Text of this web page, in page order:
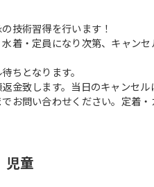
技術習得を行います！
着・定員になり次第、キャンセ
ちとなります。
金致します。当日のキャンセ
お問い合わせください。定着
児童